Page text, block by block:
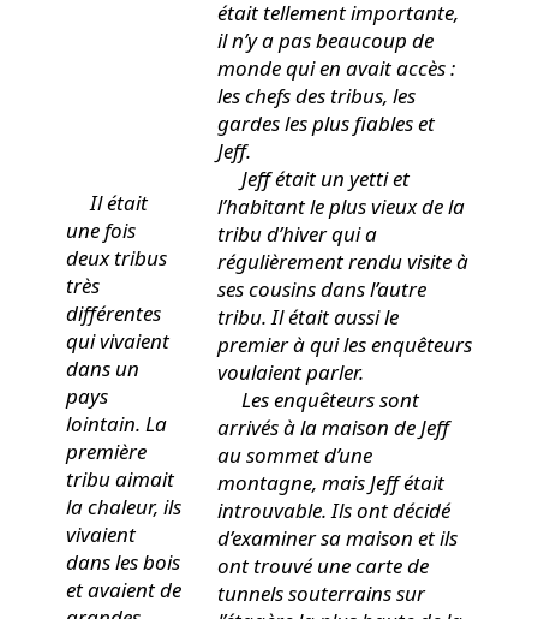
Il était
une fois
deux tribus
très
différentes
qui vivaient
dans un
pays
lointain. La
première
tribu aimait
la chaleur, ils
vivaient
dans les bois
et avaient de
était tellement importante,
il n’y a pas beaucoup de
monde qui en avait accès :
les chefs des tribus, les
gardes les plus fiables et
Jeff.
Jeff était un yetti et
l’habitant le plus vieux de la
tribu d’hiver qui a
régulièrement rendu visite à
ses cousins dans l’autre
tribu. Il était aussi le
premier à qui les enquêteurs
voulaient parler.
Les enquêteurs sont
arrivés à la maison de Jeff
au sommet d’une
montagne, mais Jeff était
introuvable. Ils ont décidé
d’examiner sa maison et ils
ont trouvé une carte de
tunnels souterrains sur